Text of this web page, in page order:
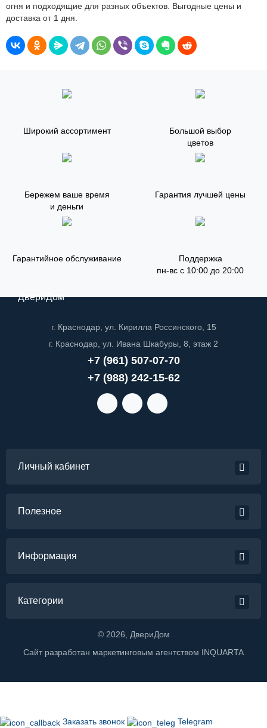
огня и подходящие для разных объектов. Выгодные цены и
доставка от 1 дня.
Широкий ассортимент
Большой выбор
цветов
Бережем ваше время
и деньги
Гарантия лучшей цены
Гарантийное обслуживание
Поддержка
пн-вс с 10:00 до 20:00
ДвериДом
г. Краснодар, ул. Кирилла Россинского, 15
г. Краснодар, ул. Ивана Шкабуры, 8, этаж 2
+7 (961) 507-07-70
+7 (988) 242-15-62
Личный кабинет
Полезное
Информация
Категории
© 2026, ДвериДом
Сайт разработан маркетинговым агентством INQUARTA
Заказать звонок Telegram